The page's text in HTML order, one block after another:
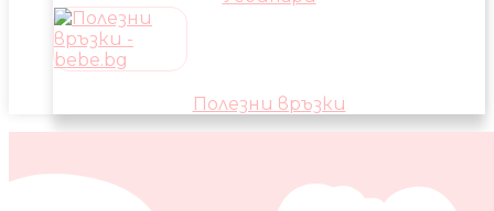
Полезни връзки